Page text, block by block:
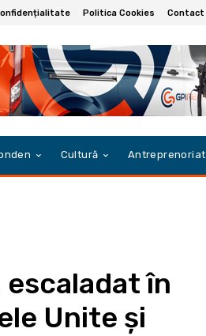
Politica Cookies Contact
Cultură Antreprenoriat
escaladat în
Unite și